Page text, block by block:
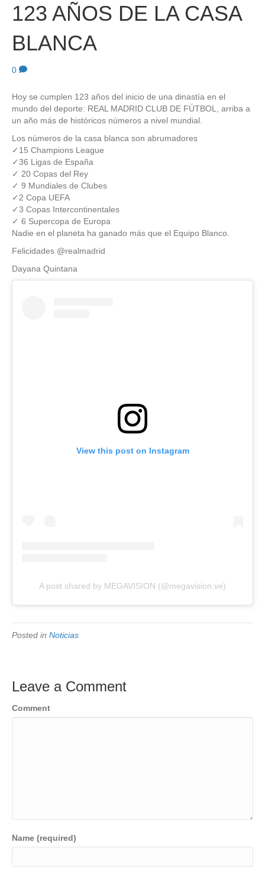
123 AÑOS DE LA CASA
BLANCA
0
Hoy se cumplen 123 años del inicio de una dinastía en el
mundo del deporte: REAL MADRID CLUB DE FÚTBOL, arriba a
un año más de históricos números a nivel mundial.
Los números de la casa blanca son abrumadores
✓15 Champions League
✓36 Ligas de España
✓ 20 Copas del Rey
✓ 9 Mundiales de Clubes
✓2 Copa UEFA
✓3 Copas Intercontinentales
✓ 6 Supercopa de Europa
Nadie en el planeta ha ganado más que el Equipo Blanco.
Felicidades @realmadrid
Dayana Quintana
View this post on Instagram
A post shared by MEGAVISION (@megavision.ve)
Posted in Noticias
Leave a Comment
Comment
Name (required)